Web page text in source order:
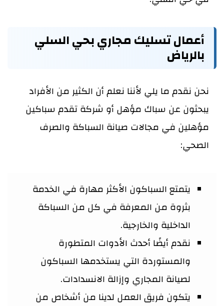
أعمال تسليك مجاري بحي السلي
بالرياض
نحن نقدم ما يلي لأننا نعلم أن الكثير من الأفراد
يبحثون عن سباك مؤهل أو شركة تقدم سباكين
مؤهلين في مجالات صيانة السباكة والصرف
الصحي:
يتمتع السباكون الأكثر مهارة في الخدمة
بثروة من المعرفة في كل من السباكة
الداخلية والخارجية.
نقدم أيضًا أحدث الأدوات المتطورة
والمستوردة التي يستخدمها السباكون
لصيانة المجاري وإزالة الانسدادات.
يتكون فريق العمل لدينا من أشخاص من